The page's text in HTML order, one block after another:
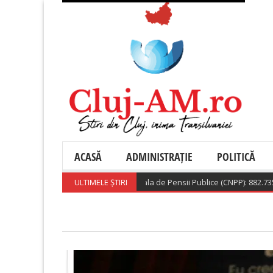
ACASĂ ADMINISTRAȚIE POLITICĂ
ULTIMELE ȘTIRI
Casa Nationala de Pensii Publice (CNPP): 882.735